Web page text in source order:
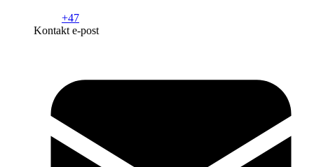
+47
Kontakt e-post